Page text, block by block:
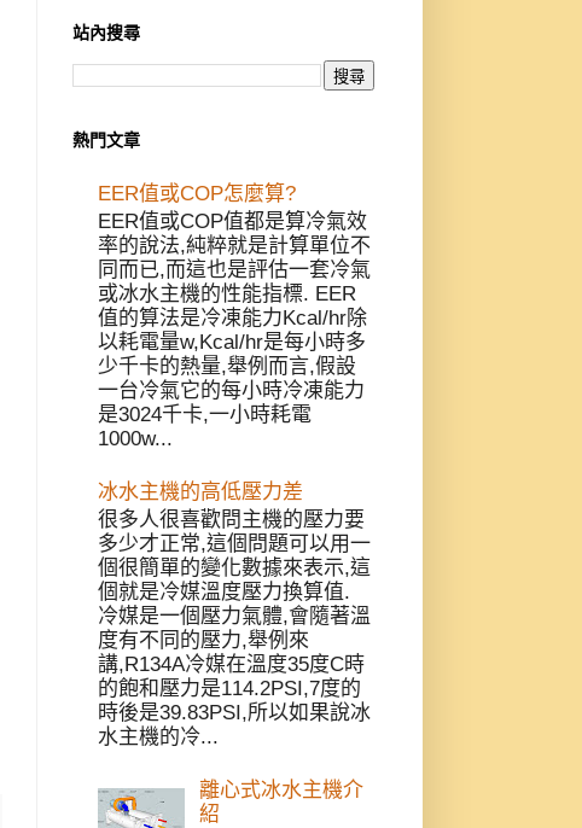
站內搜尋
熱門文章
EER值或COP怎麼算?
EER值或COP值都是算冷氣效
率的說法,純粹就是計算單位不
同而已,而這也是評估一套冷氣
或冰水主機的性能指標. EER
值的算法是冷凍能力Kcal/hr除
以耗電量w,Kcal/hr是每小時多
少千卡的熱量,舉例而言,假設
一台冷氣它的每小時冷凍能力
是3024千卡,一小時耗電
1000w...
冰水主機的高低壓力差
很多人很喜歡問主機的壓力要
多少才正常,這個問題可以用一
個很簡單的變化數據來表示,這
個就是冷媒溫度壓力換算值.
冷媒是一個壓力氣體,會隨著溫
度有不同的壓力,舉例來
講,R134A冷媒在溫度35度C時
的飽和壓力是114.2PSI,7度的
時後是39.83PSI,所以如果說冰
水主機的冷...
離心式冰水主機介
紹